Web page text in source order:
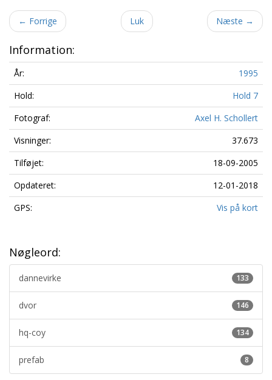
← Forrige Luk Næste →
Information:
År:
1995
Hold:
Hold 7
Fotograf:
Axel H. Schollert
Visninger:
37.673
Tilføjet:
18-09-2005
Opdateret:
12-01-2018
GPS:
Vis på kort
Nøgleord:
133
dannevirke
146
dvor
134
hq-coy
8
prefab